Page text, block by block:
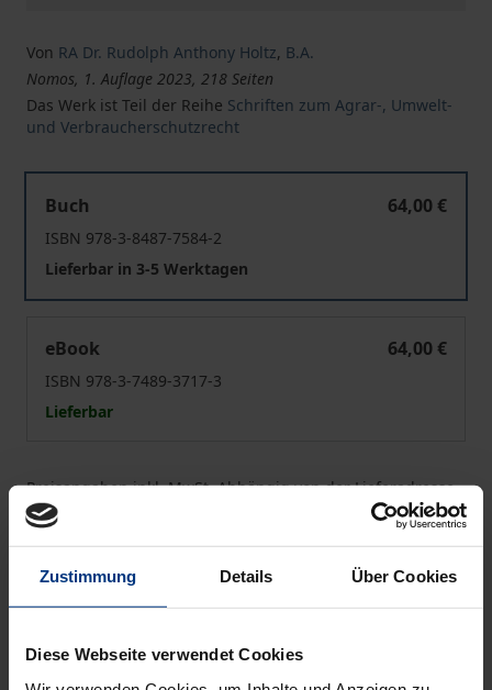
Zustimmung Details Über Cookies
Diese Webseite verwendet Cookies
Von RA Dr. Rudolph Anthony Holtz, B.A.
Nomos, 1. Auflage 2023, 218 Seiten
Das Werk ist Teil der Reihe Schriften zum Agrar-, Umwelt-
und Verbraucherschutzrecht
Buch
64,00 €
ISBN 978-3-8487-7584-2
Lieferbar in 3-5 Werktagen
eBook
64,00 €
ISBN 978-3-7489-3717-3
Lieferbar
Preisangaben inkl. MwSt. Abhängig von der Lieferadresse
kann die MwSt. an der Kasse variieren.
In den Warenkorb
Zur Wunschliste hinzufügen